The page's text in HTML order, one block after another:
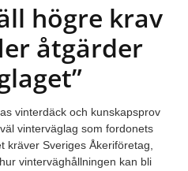
högre krav
åtgärder
vinterdäck och kunskapsprov
vinterväglag som fordonets
Sveriges Åkeriföretag,
vinterväghållningen kan bli